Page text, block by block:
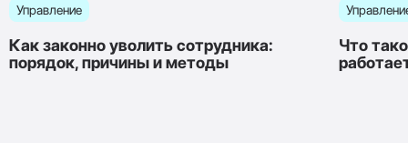
Управление
Как законно уволить сотрудника:
порядок, причины и методы
Что